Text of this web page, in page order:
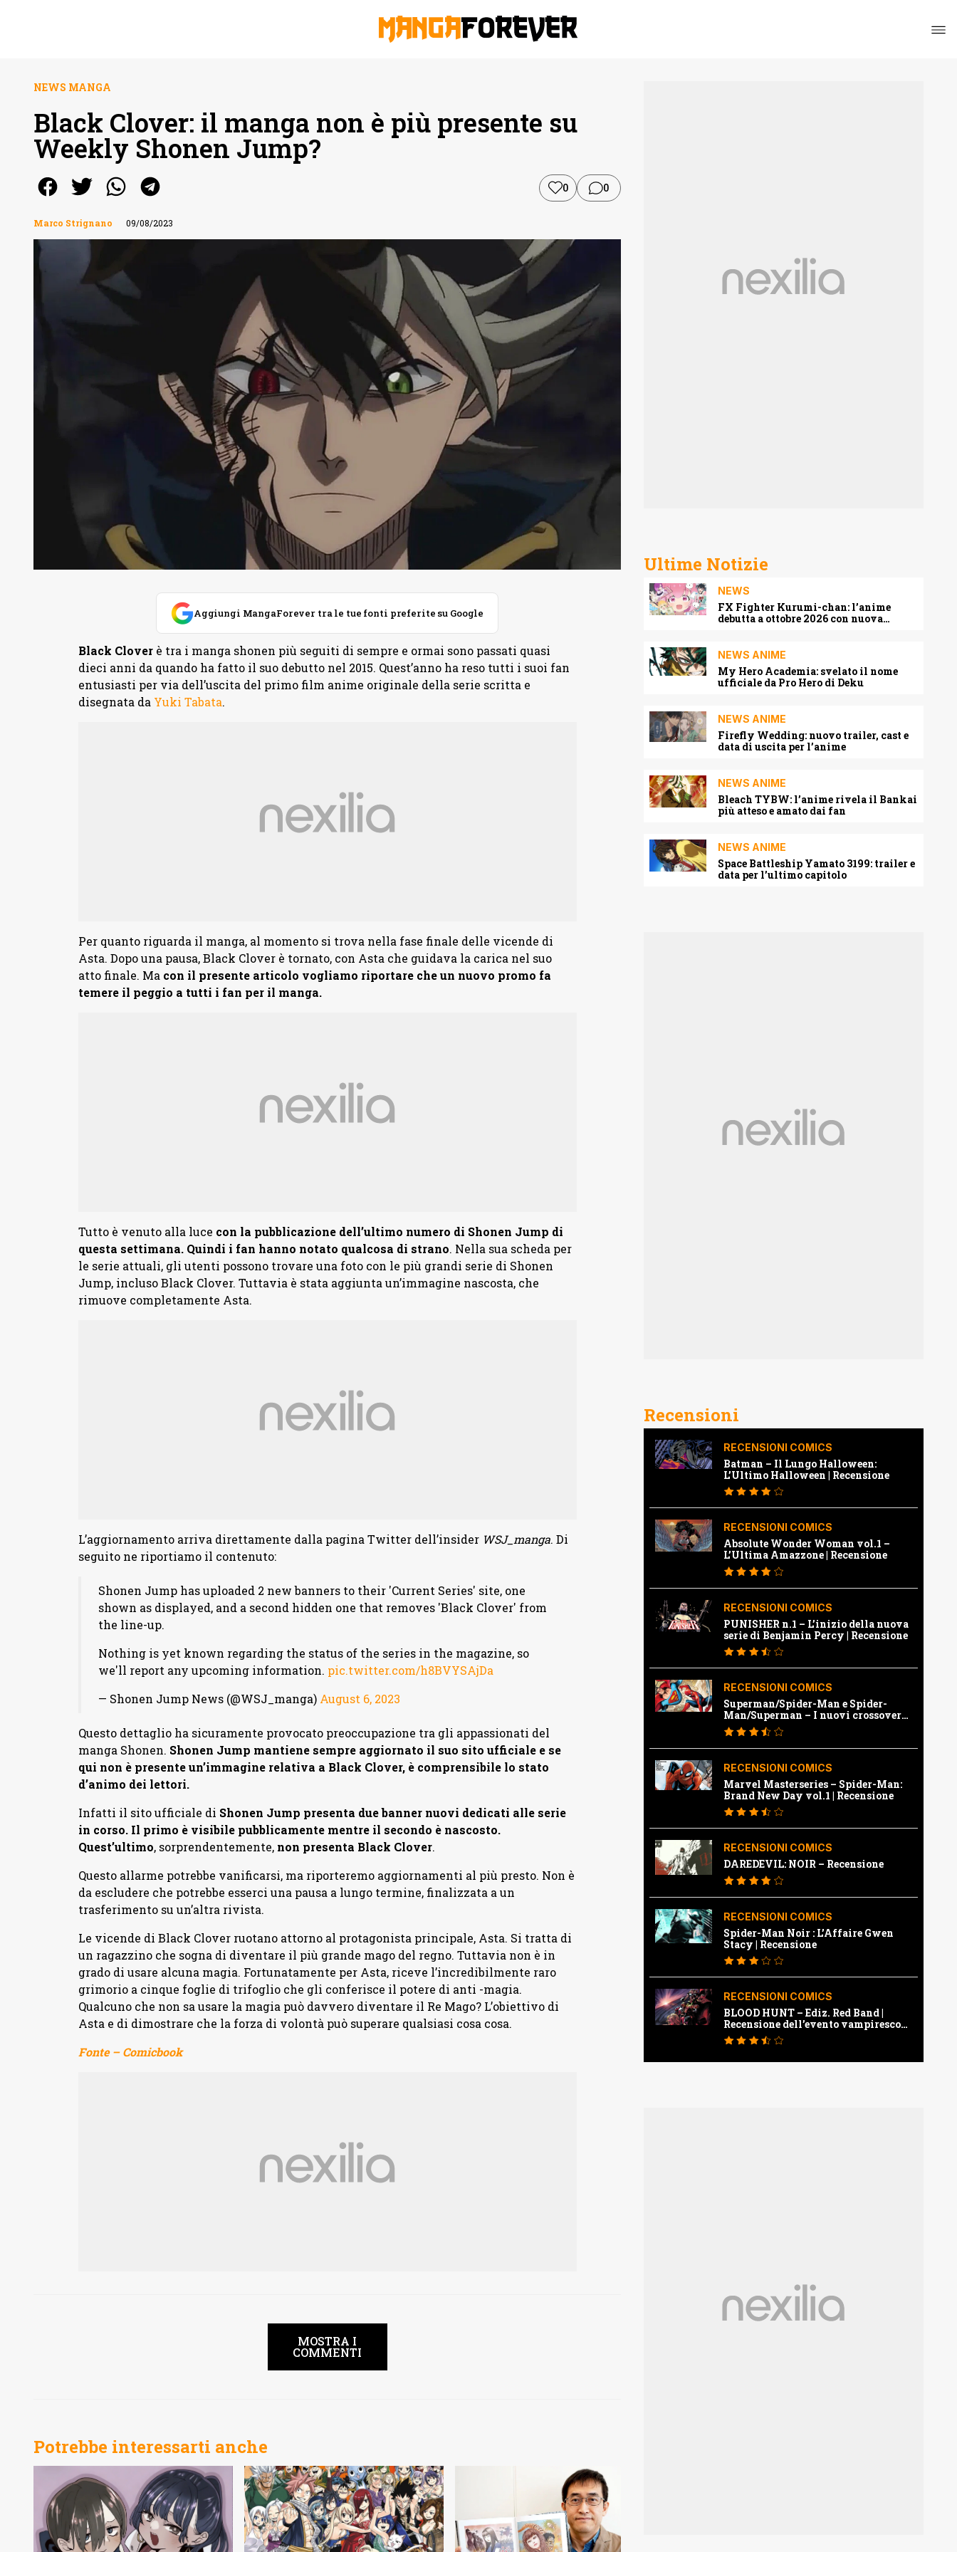
NEWS MANGA
Black Clover: il manga non è più presente su
Weekly Shonen Jump?
0 0
Marco Strignano 09/08/2023
Aggiungi MangaForever tra le tue fonti preferite su Google
Black Cloverè tra i manga shonen più seguiti di sempre e ormai sono passati quasi
dieci anni da quando ha fatto il suo debutto nel 2015. Quest’anno ha reso tutti i suoi fan
entusiasti per via dell’uscita del primo film anime originale della serie scritta e
disegnata da Yuki Tabata.
Per quanto riguarda il manga, al momento si trova nella fase finale delle vicende di
Asta. Dopo una pausa, Black Clover è tornato, con Asta che guidava la carica nel suo
atto finale. Ma con il presente articolo vogliamo riportare che un nuovo promo fa
temere il peggio a tutti i fan per il manga.
Tutto è venuto alla luce con la pubblicazione dell’ultimo numero di Shonen Jump di
questa settimana. Quindi i fan hanno notato qualcosa di strano. Nella sua scheda per
le serie attuali, gli utenti possono trovare una foto con le più grandi serie di Shonen
Jump, incluso Black Clover. Tuttavia è stata aggiunta un’immagine nascosta, che
rimuove completamente Asta.
L’aggiornamento arriva direttamente dalla pagina Twitter dell’insider WSJ_manga. Di
seguito ne riportiamo il contenuto:
Shonen Jump has uploaded 2 new banners to their 'Current Series' site, one
shown as displayed, and a second hidden one that removes 'Black Clover' from
the line-up.
Nothing is yet known regarding the status of the series in the magazine, so
we'll report any upcoming information. pic.twitter.com/h8BVYSAjDa
— Shonen Jump News (@WSJ_manga) August 6, 2023
Questo dettaglio ha sicuramente provocato preoccupazione tra gli appassionati del
manga Shonen. Shonen Jump mantiene sempre aggiornato il suo sito ufficiale e se
qui non è presente un’immagine relativa a Black Clover, è comprensibile lo stato
d’animo dei lettori.
Infatti il sito ufficiale di Shonen Jump presenta due banner nuovi dedicati alle serie
in corso. Il primo è visibile pubblicamente mentre il secondo è nascosto.
Quest’ultimo, sorprendentemente, non presenta Black Clover.
Questo allarme potrebbe vanificarsi, ma riporteremo aggiornamenti al più presto. Non è
da escludere che potrebbe esserci una pausa a lungo termine, finalizzata a un
trasferimento su un’altra rivista.
Le vicende di Black Clover ruotano attorno al protagonista principale, Asta. Si tratta di
un ragazzino che sogna di diventare il più grande mago del regno. Tuttavia non è in
grado di usare alcuna magia. Fortunatamente per Asta, riceve l’incredibilmente raro
grimorio a cinque foglie di trifoglio che gli conferisce il potere di anti -magia.
Qualcuno che non sa usare la magia può davvero diventare il Re Mago? L’obiettivo di
Asta e di dimostrare che la forza di volontà può superare qualsiasi cosa cosa.
Fonte – Comicbook
MOSTRA I
COMMENTI
Potrebbe interessarti anche
Ultime Notizie
NEWS
FX Fighter Kurumi-chan: l’anime
debutta a ottobre 2026 con nuova
NEWS ANIME
My Hero Academia: svelato il nome
ufficiale da Pro Hero di Deku
NEWS ANIME
Firefly Wedding: nuovo trailer, cast e
data di uscita per l’anime
NEWS ANIME
Bleach TYBW: l’anime rivela il Bankai
più atteso e amato dai fan
NEWS ANIME
Space Battleship Yamato 3199: trailer e
data per l’ultimo capitolo
Recensioni
RECENSIONI COMICS
Batman – Il Lungo Halloween:
L’Ultimo Halloween | Recensione
RECENSIONI COMICS
Absolute Wonder Woman vol.1 –
L’Ultima Amazzone | Recensione
RECENSIONI COMICS
PUNISHER n.1 – L’inizio della nuova
serie di Benjamin Percy | Recensione
RECENSIONI COMICS
Superman/Spider-Man e Spider-
Man/Superman – I nuovi crossover
Marvel e Dc | Recensione
RECENSIONI COMICS
Marvel Masterseries – Spider-Man:
Brand New Day vol.1 | Recensione
RECENSIONI COMICS
DAREDEVIL: NOIR – Recensione
RECENSIONI COMICS
Spider-Man Noir : L’Affaire Gwen
Stacy | Recensione
RECENSIONI COMICS
BLOOD HUNT – Ediz. Red Band |
Recensione dell’evento vampiresco
della Marvel